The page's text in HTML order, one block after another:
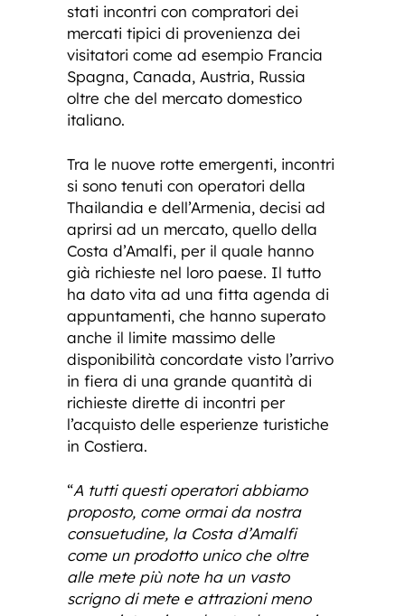
stati incontri con compratori dei
mercati tipici di provenienza dei
visitatori come ad esempio Francia
Spagna, Canada, Austria, Russia
oltre che del mercato domestico
italiano.
Tra le nuove rotte emergenti, incontri
si sono tenuti con operatori della
Thailandia e dell’Armenia, decisi ad
aprirsi ad un mercato, quello della
Costa d’Amalfi, per il quale hanno
già richieste nel loro paese. Il tutto
ha dato vita ad una fitta agenda di
appuntamenti, che hanno superato
anche il limite massimo delle
disponibilità concordate visto l’arrivo
in fiera di una grande quantità di
richieste dirette di incontri per
l’acquisto delle esperienze turistiche
in Costiera.
“A tutti questi operatori abbiamo
proposto, come ormai da nostra
consuetudine, la Costa d’Amalfi
come un prodotto unico che oltre
alle mete più note ha un vasto
scrigno di mete e attrazioni meno